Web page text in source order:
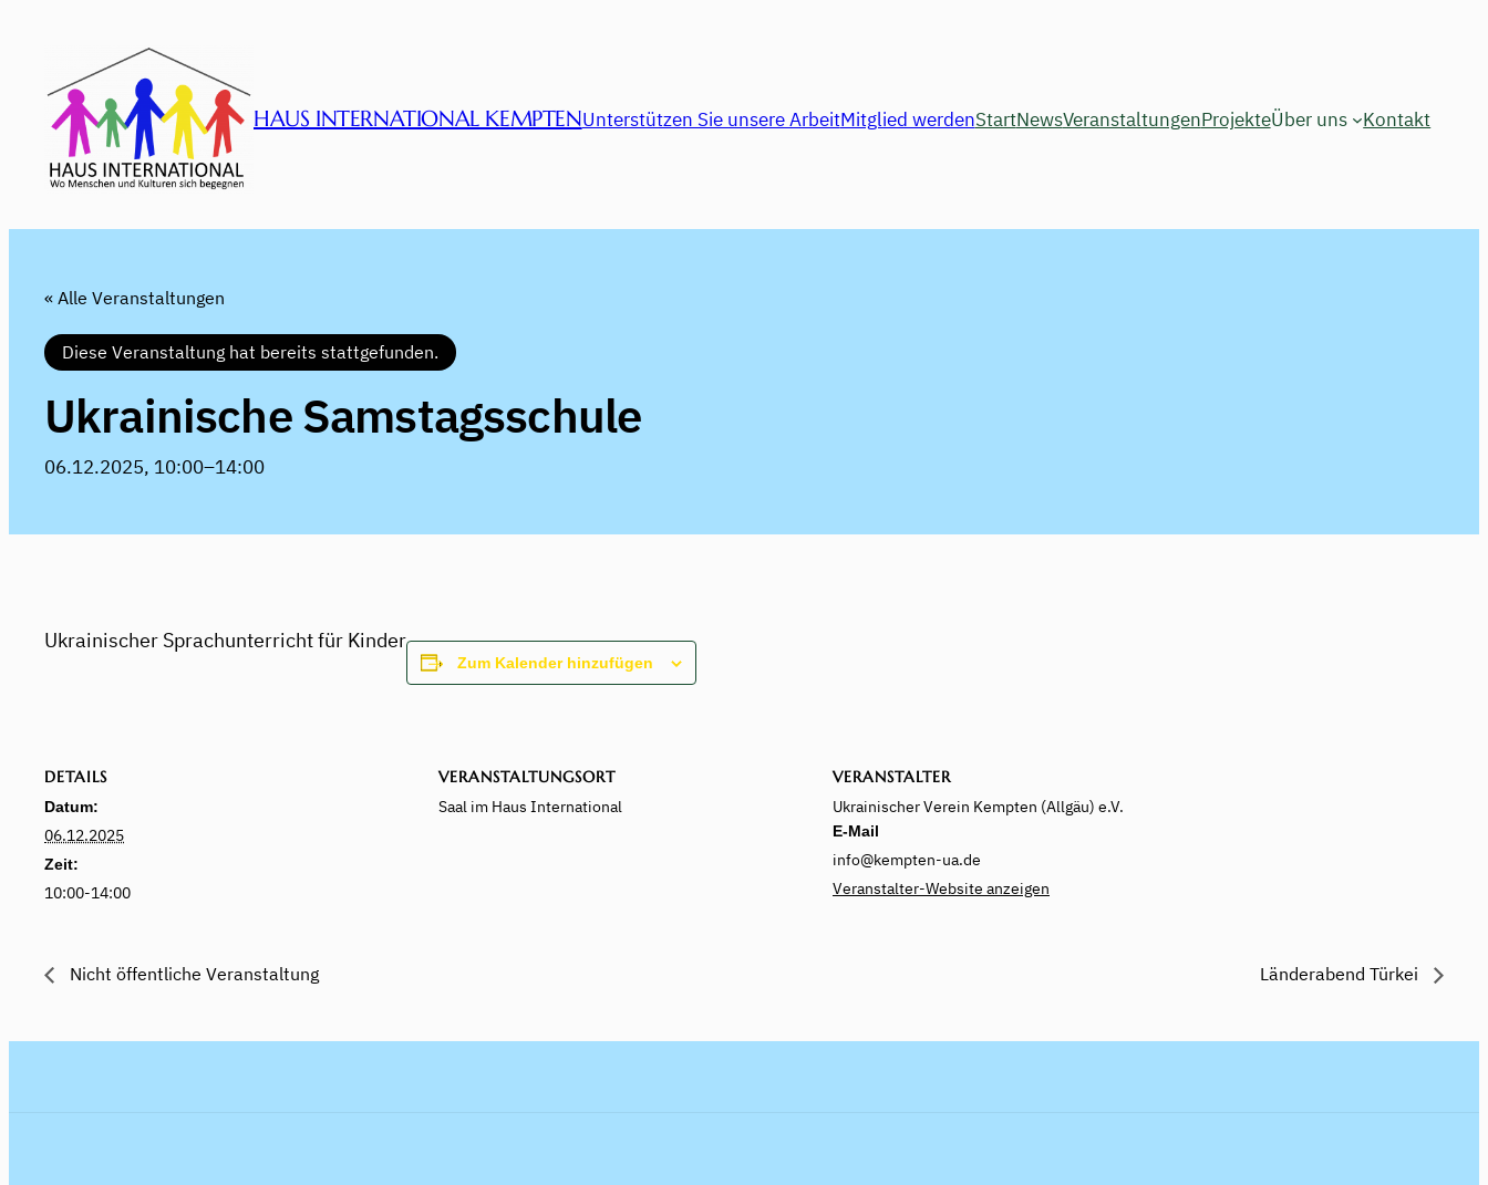
HAUS INTERNATIONAL KEMPTENUnterstützen Sie unsere ArbeitMitglied werdenStartNewsVeranstaltungenProjekteÜber uns Kontakt
« Alle Veranstaltungen
Diese Veranstaltung hat bereits stattgefunden.
Ukrainische Samstagsschule
06.12.2025, 10:00–14:00
Ukrainischer Sprachunterricht für Kinder
Zum Kalender hinzufügen
DETAILS
Datum:
06.12.2025
Zeit:
10:00-14:00
VERANSTALTUNGSORT
Saal im Haus International
VERANSTALTER
Ukrainischer Verein Kempten (Allgäu) e.V.
E-Mail
info@kempten-ua.de
Veranstalter-Website anzeigen
Nicht öffentliche Veranstaltung Länderabend Türkei